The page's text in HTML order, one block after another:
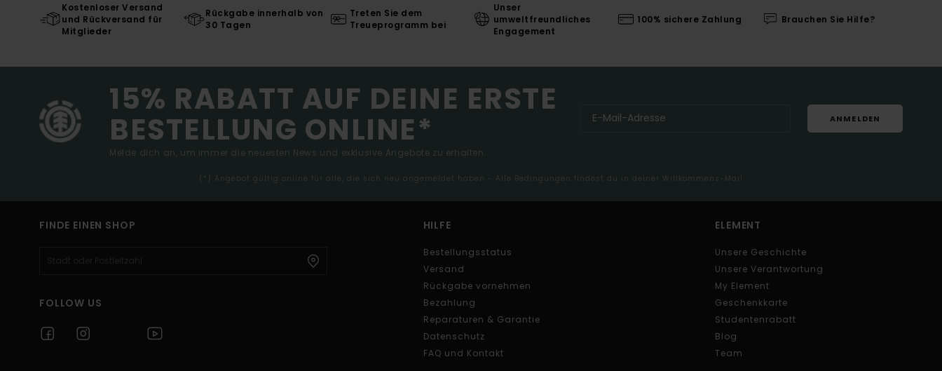
Kostenloser Versand
und Rückversand für
Mitglieder
Rückgabe innerhalb von
30 Tagen
Treten Sie dem
Treueprogramm bei
Unser
umweltfreundliches
Engagement
100% sichere Zahlung Brauchen Sie Hilfe?
15% RABATT AUF DEINE ERSTE
BESTELLUNG ONLINE*
Melde dich an, um immer die neuesten News und exklusive Angebote zu erhalten.
ANMELDEN
(*) Angebot gültig online für alle, die sich neu angemeldet haben - Alle Bedingungen findest du in deiner Willkommens-Mail
FINDE EINEN SHOP
FOLLOW US
HILFE
Bestellungsstatus
Versand
Rückgabe vornehmen
Bezahlung
Reparaturen & Garantie
Datenschutz
FAQ und Kontakt
ELEMENT
Unsere Geschichte
Unsere Verantwortung
My Element
Geschenkkarte
Studentenrabatt
Blog
Team